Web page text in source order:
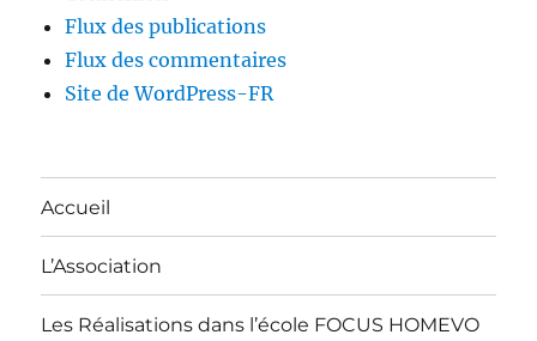
Flux des publications
Flux des commentaires
Site de WordPress-FR
Accueil
L’Association
Les Réalisations dans l’école FOCUS HOMEVO